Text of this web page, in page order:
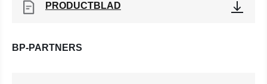
PRODUCTBLAD
BP-PARTNERS